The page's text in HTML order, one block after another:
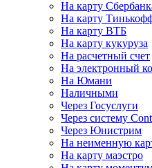
На карту
На карту
На карту ВТБ
На карту кукуруза
На расчетный счет
На электронный
На Юмани
Наличными
Через Госуслуги
Через систему
Через Юнистрим
На неименную
На карту маэстро